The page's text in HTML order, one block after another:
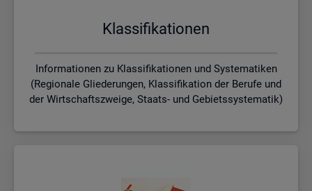
Klas­si­fi­ka­tio­nen
Informationen zu Klassifikationen und Systematiken
(Regionale Gliederungen, Klassifikation der Berufe und
der Wirtschaftszweige, Staats- und Gebietssystematik)